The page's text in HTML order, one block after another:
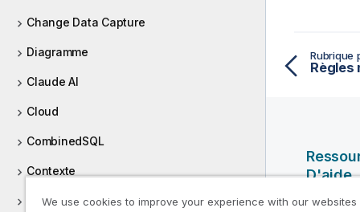
Change Data Capture
Diagramme
Claude AI
Cloud
CombinedSQL
Contexte
CosmosDB
Rubrique
Règles
D'aide
Vidéos
We use cookies to improve your experience with our websites